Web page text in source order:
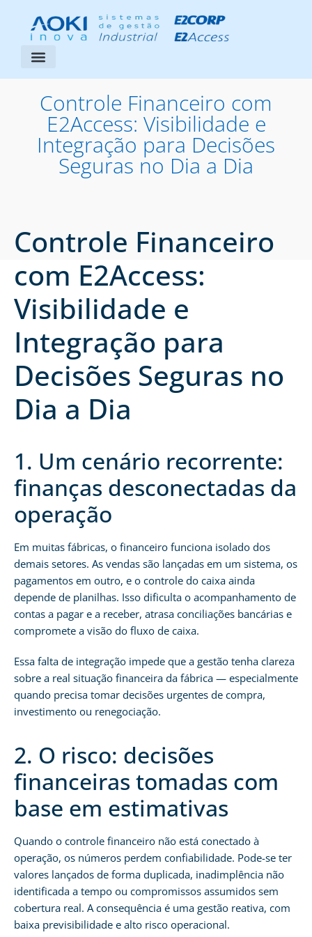
Controle Financeiro com
E2Access: Visibilidade e
Integração para Decisões
Seguras no Dia a Dia
Controle Financeiro
com E2Access:
Visibilidade e
Integração para
Decisões Seguras no
Dia a Dia
1. Um cenário recorrente:
finanças desconectadas da
operação
Em muitas fábricas, o financeiro funciona isolado dos
demais setores. As vendas são lançadas em um sistema, os
pagamentos em outro, e o controle do caixa ainda
depende de planilhas. Isso dificulta o acompanhamento de
contas a pagar e a receber, atrasa conciliações bancárias e
compromete a visão do fluxo de caixa.
Essa falta de integração impede que a gestão tenha clareza
sobre a real situação financeira da fábrica — especialmente
quando precisa tomar decisões urgentes de compra,
investimento ou renegociação.
2. O risco: decisões
financeiras tomadas com
base em estimativas
Quando o controle financeiro não está conectado à
operação, os números perdem confiabilidade. Pode-se ter
valores lançados de forma duplicada, inadimplência não
identificada a tempo ou compromissos assumidos sem
cobertura real. A consequência é uma gestão reativa, com
baixa previsibilidade e alto risco operacional.